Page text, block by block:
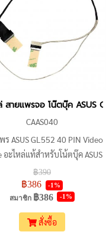
ดิมมาเทียบกับรูปถ่ายสินค้าจริง
ตรวจสอบนโยบายการคืนสินค้า
ของผู้ขายก่อนชำระเงิน
X542UQ,
สายแพรจอ โน๊ตบุ๊ค ASUS
CAAS040
ร ASUS GL552 40 PIN Video
อะไหล่แท้สำหรับโน้ตบุ๊ค ASUS
GL552VW, GL552JX,
ZX50JX, ZX50VW, ZX50VX
ยให้ภาพบนหน้าจอแสดงผลได้
คมชัด สีสันสดใส ใช้งานทนทาน
เปลี่ยนง่าย
฿390
฿386 -1%
สมาชิก ฿386 -1%
สั่งซื้อ